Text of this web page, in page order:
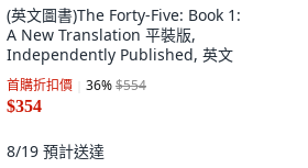
(英文圖書)The Forty-Five: Book 1:
A New Translation 平裝版,
Independently Published, 英文
首購折扣價 36%$554
$354
8/19 預計送達